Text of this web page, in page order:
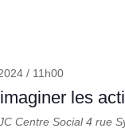
/ 11h00
les
Centre Social4 rue